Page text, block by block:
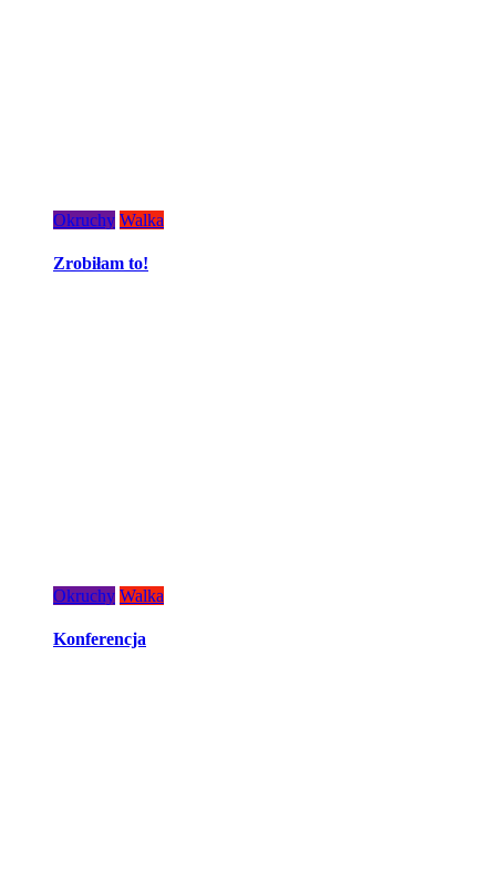
Okruchy Walka
Zrobiłam to!
Okruchy Walka
Konferencja